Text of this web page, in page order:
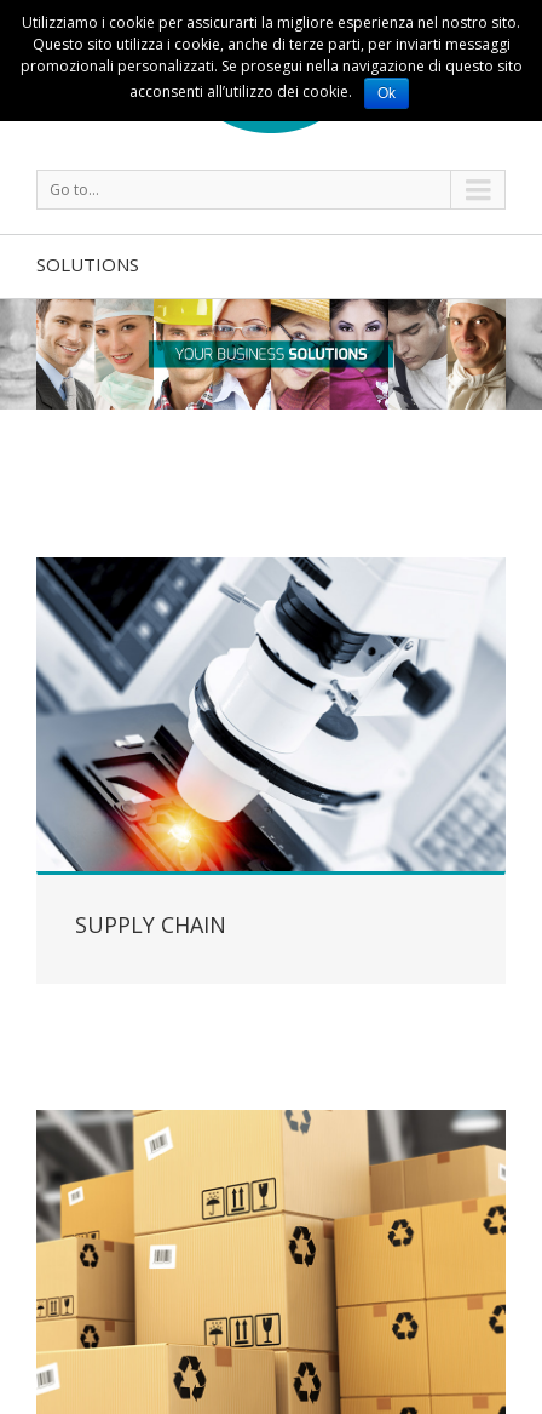
Go to...
SOLUTIONS
SUPPLY CHAIN
Utilizziamo i cookie per assicurarti la migliore esperienza nel nostro sito.
Questo sito utilizza i cookie, anche di terze parti, per inviarti messaggi
promozionali personalizzati. Se prosegui nella navigazione di questo sito
acconsenti all’utilizzo dei cookie.
Ok